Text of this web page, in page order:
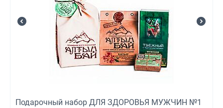
Подарочный набор ДЛЯ ЗДОРОВЬЯ МУЖЧИН №1